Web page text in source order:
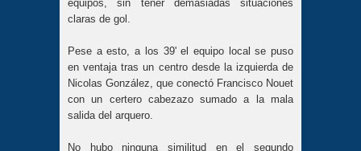
equipos, sin tener demasiadas situaciones
claras de gol.
Pese a esto, a los 39' el equipo local se puso
en ventaja tras un centro desde la izquierda de
Nicolas González, que conectó Francisco Nouet
con un certero cabezazo sumado a la mala
salida del arquero.
No hubo ninguna similitud en el segundo